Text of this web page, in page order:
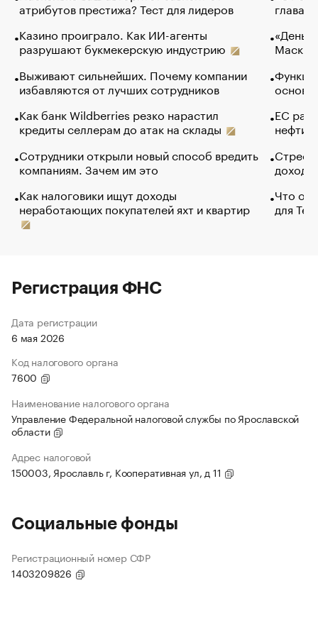
атрибутов престижа? Тест для лидеров
Казино проиграло. Как ИИ-агенты
разрушают букмекерскую индустрию
Выживают сильнейших. Почему компании
избавляются от лучших сотрудников
Как банк Wildberries резко нарастил
кредиты селлерам до атак на склады
Сотрудники открыли новый способ вредить
компаниям. Зачем им это
Как налоговики ищут доходы
неработающих покупателей яхт и квартир
глава
Маск в
основ
ЕС
нефти
Что
для
Регистрация ФНС
Дата регистрации
6 мая 2026
Код налогового органа
7600
Наименование налогового органа
Управление Федеральной налоговой службы по Ярославской
области
Адрес налоговой
150003, Ярославль г, Кооперативная ул, д 11
Социальные фонды
Регистрационный номер СФР
1403209826